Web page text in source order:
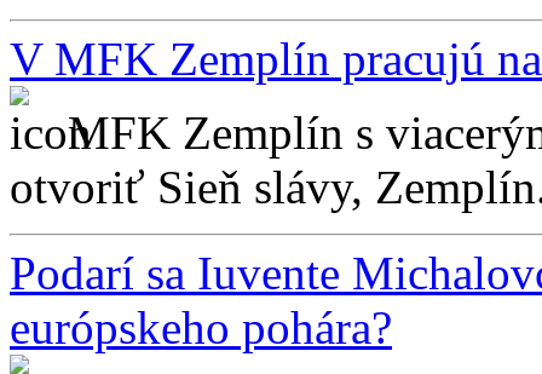
V MFK Zemplín pracujú
MFK Zemplín s
otvoriť Sieň slávy,
Podarí sa Iuvente
európskeho pohára?